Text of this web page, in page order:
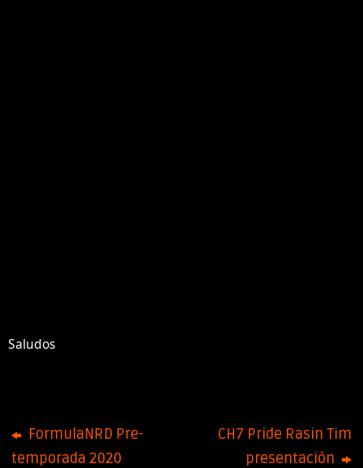
Saludos
FormulaNRD Pre-
temporada 2020
CH7 Pride Rasin Tim
presentación